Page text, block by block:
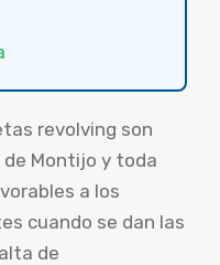
revolving son
Montijo y toda
a los
cuando se dan las
de